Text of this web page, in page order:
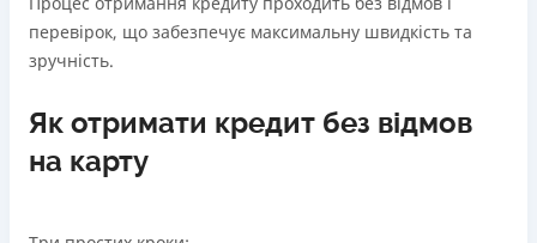
перевірок, що забезпечує максимальну швидкість та
зручність.
Як отримати кредит без відмов
на карту